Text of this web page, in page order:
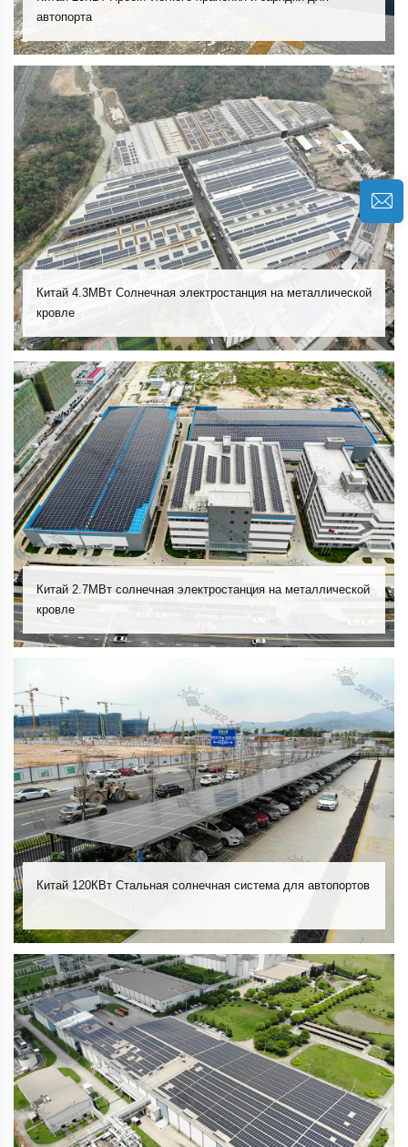
автопорта
Китай 4.3МВт Солнечная электростанция на металлической
кровле
Китай 2.7МВт солнечная электростанция на металлической
кровле
Китай 120КВт Стальная солнечная система для автопортов